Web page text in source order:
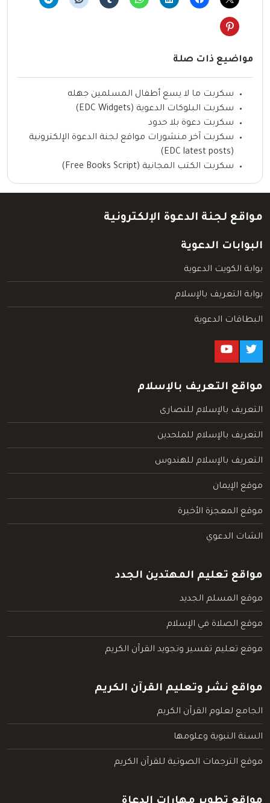
مواضيع ذات صلة
سكربت ما لا يسع أطفال المسلمين جهله
سكربت البلوكات الدعوية (EDC Widgets)
سكربت دعوة بلا حدود
سكربت آخر منشورات مواقع لجنة الدعوة الإلكترونية
(EDC latest posts)
سكربت الكتب المجانية (Free Books Script)
مواقع لجنة الدعوة الإلكترونية
البوابات الدعوية
بوابة الكويت الدعوية
بوابة التعريف بالإسلام
البطاقات الدعوية
مواقع التعريف بالإسلام
التعريف بالإسلام للنصارى
التعريف بالإسلام للملحدين
التعريف بالإسلام للهندوس
موقع الإيمان
موقع المعجزة الأخيرة
الشات الدعوي
مواقع تعليم المهتدين الجدد
موقع المسلم الجديد
موقع الصلاة في الإسلام
موقع تعليم تفسير وتجويد القرآن الكريم
مواقع نشر وتعليم القرآن الكريم
الجامع لعلوم القرآن الكريم
السنة النبوية وعلومها
موقع الترجمات الصوتية للقرآن الكريم